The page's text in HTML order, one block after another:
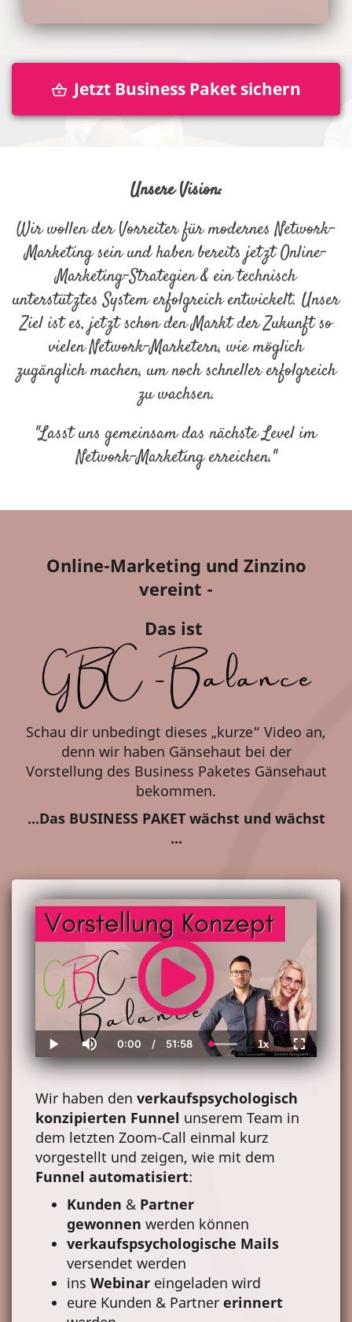
Jetzt Business Paket sichern
Unsere Vision:
Wir wollen der Vorreiter für modernes Network-
Marketing sein und haben bereits jetzt Online-
Marketing-Strategien & ein technisch
unterstütztes System erfolgreich entwickelt. Unser
Ziel ist es, jetzt schon den Markt der Zukunft so
vielen Network-Marketern, wie möglich
zugänglich machen, um noch schneller erfolgreich
zu wachsen.
"Lasst uns gemeinsam das nächste Level im
Network-Marketing erreichen."
Online-Marketing und Zinzino
vereint -
Das ist
Schau dir unbedingt dieses „kurze“ Video an,
denn wir haben Gänsehaut bei der
Vorstellung des Business Paketes Gänsehaut
bekommen.
...Das BUSINESS PAKET wächst und wächst
...
Play Mute
Current
Time
0:00 / Duration
51:58 Loaded:
100.00%
1xPlayback
Rate
Fullscreen
Wir haben den verkaufspsychologisch
konzipierten Funnel unserem Team in
dem letzten Zoom-Call einmal kurz
vorgestellt und zeigen, wie mit dem
Funnel automatisiert:
Kunden & Partner
gewonnen werden können
verkaufspsychologische Mails
versendet werden
ins Webinar eingeladen wird
eure Kunden & Partner erinnert